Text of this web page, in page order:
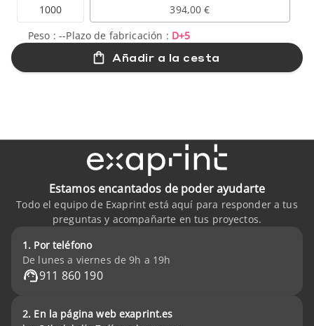
1000
394,00 €
Peso :--Plazo de fabricación : D+5
Añadir a la cesta
Estamos encantados de poder ayudarte
Todo el equipo de Exaprint está aquí para responder a tus
preguntas y acompañarte en tus proyectos.
1. Por teléfono
De lunes a viernes de 9h a 19h
911 860 190
2. En la página web exaprint.es